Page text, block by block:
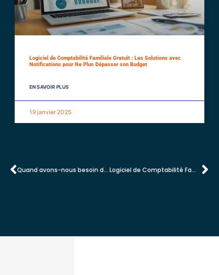
Logiciel de Comptabilité Familiale Gratuit : Les Solutions avec
Notifications pour Ne Plus Dépasser son Budget
EN SAVOIR PLUS
19 janvier 2025
Quand avons-nous besoin de notre assurance responsabilite civile ? Logiciel de Comptabilité Familiale Gratuit : Les Solutions avec Notifications pour Ne Plus Dépasser son Budget